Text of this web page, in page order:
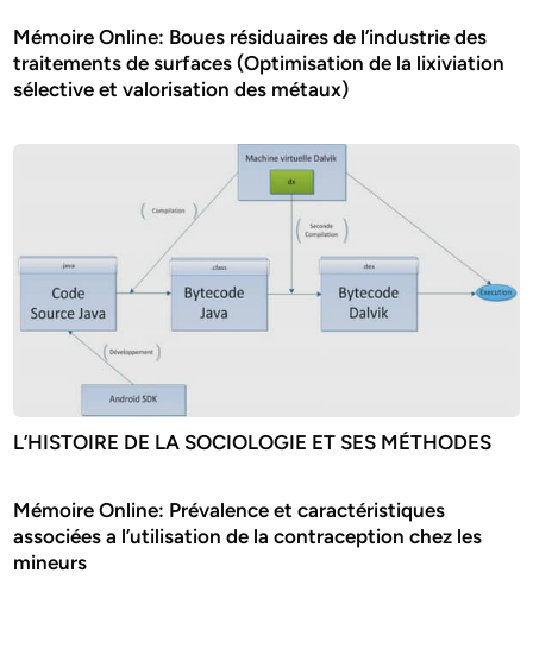
Mémoire Online: Boues résiduaires de l’industrie des
traitements de surfaces (Optimisation de la lixiviation
sélective et valorisation des métaux)
L’HISTOIRE DE LA SOCIOLOGIE ET SES MÉTHODES
Mémoire Online: Prévalence et caractéristiques
associées a l’utilisation de la contraception chez les
mineurs